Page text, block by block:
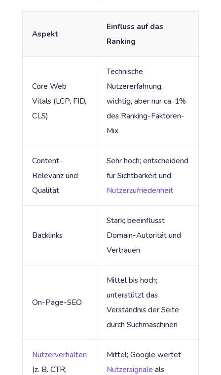
Aspekt
Einfluss auf das
Ranking
Core Web
Vitals (LCP, FID,
CLS)
Technische
Nutzererfahrung,
wichtig, aber nur ca. 1%
des Ranking-Faktoren-
Mix
Content-
Relevanz und
Qualität
Sehr hoch; entscheidend
für Sichtbarkeit und
Nutzerzufriedenheit
Backlinks
Stark; beeinflusst
Domain-Autorität und
Vertrauen
On-Page-SEO
Mittel bis hoch;
unterstützt das
Verständnis der Seite
durch Suchmaschinen
Nutzerverhalten
(z. B. CTR,
Mittel; Google wertet
Nutzersignale als